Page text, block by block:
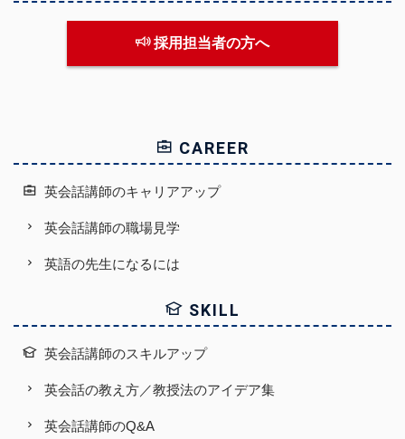
採用担当者の方へ
CAREER
英会話講師のキャリアアップ
英会話講師の職場見学
英語の先生になるには
SKILL
英会話講師のスキルアップ
英会話の教え方／教授法のアイデア集
英会話講師のQ&A